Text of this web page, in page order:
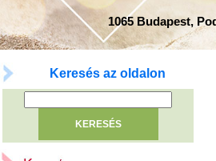
1065 Budapest,
Keresés az oldalon